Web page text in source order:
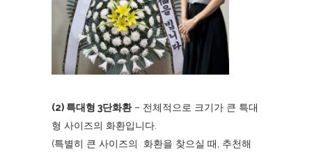
(2) 특대형 3단화환– 전체적으로 크기가 큰 특대
형 사이즈의 화환입니다.
(특별히 큰 사이즈의 화환을 찾으실 때, 추천해